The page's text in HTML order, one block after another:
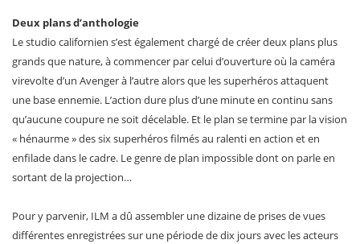
Deux plans d’anthologie
Le studio californien s’est également chargé de créer deux plans plus
grands que nature, à commencer par celui d’ouverture où la caméra
virevolte d’un Avenger à l’autre alors que les superhéros attaquent
une base ennemie. L’action dure plus d’une minute en continu sans
qu’aucune coupure ne soit décelable. Et le plan se termine par la vision
« hénaurme » des six superhéros filmés au ralenti en action et en
enfilade dans le cadre. Le genre de plan impossible dont on parle en
sortant de la projection…
Pour y parvenir, ILM a dû assembler une dizaine de prises de vues
différentes enregistrées sur une période de dix jours avec les acteurs